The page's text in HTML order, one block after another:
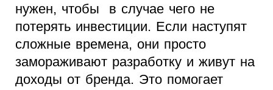
нужен, чтобы в случае чего не
потерять инвестиции. Если наступят
сложные времена, они просто
замораживают разработку и живут на
доходы от бренда. Это помогает